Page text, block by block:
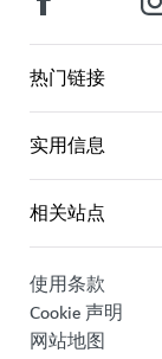
热门链接
实用信息
相关站点
使用条款
Cookie 声明
网站地图